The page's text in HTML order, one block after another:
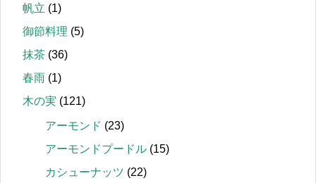
帆立 (1)
御節料理 (5)
抹茶 (36)
春雨 (1)
木の実 (121)
アーモンド (23)
アーモンドプードル (15)
カシューナッツ (22)